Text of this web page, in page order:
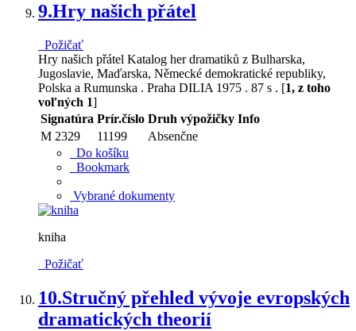
9.Hry našich přátel
Požičať
Hry našich přátel Katalog her dramatiků z Bulharska,
Jugoslavie, Maďarska, Německé demokratické republiky,
Polska a Rumunska . Praha DILIA 1975 . 87 s . [1, z toho
voľných 1]
Signatúra Prír.číslo Druh výpožičky Info
M 2329
11199
Absenčne
Do košíku
Bookmark
Vybrané dokumenty
kniha
Požičať
10.Stručný přehled vývoje evropských
dramatických theorií